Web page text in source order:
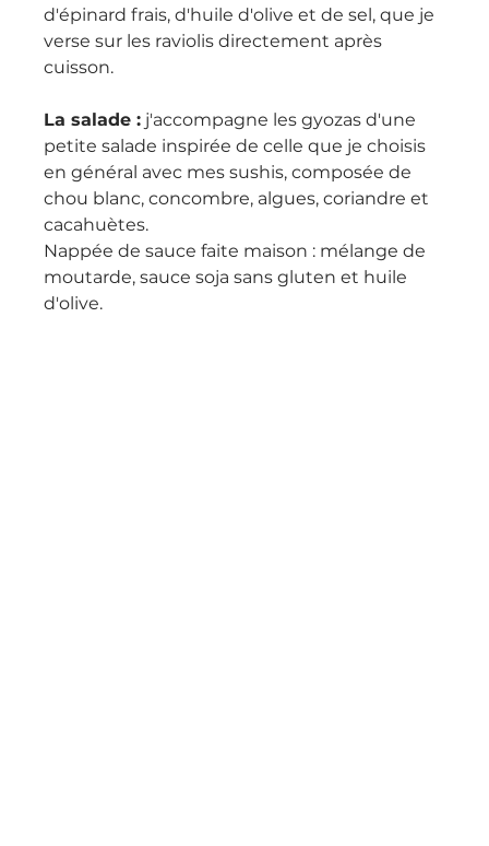
d'épinard frais, d'huile d'olive et de sel, que je
verse sur les raviolis directement après
cuisson.
La salade : j'accompagne les gyozas d'une
petite salade inspirée de celle que je choisis
en général avec mes sushis, composée de
chou blanc, concombre, algues, coriandre et
cacahuètes.
Nappée de sauce faite maison : mélange de
moutarde, sauce soja sans gluten et huile
d'olive.